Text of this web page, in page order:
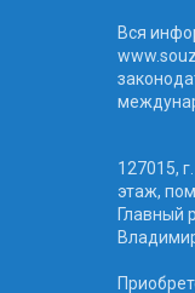
Вся
127015,
этаж,
Главный